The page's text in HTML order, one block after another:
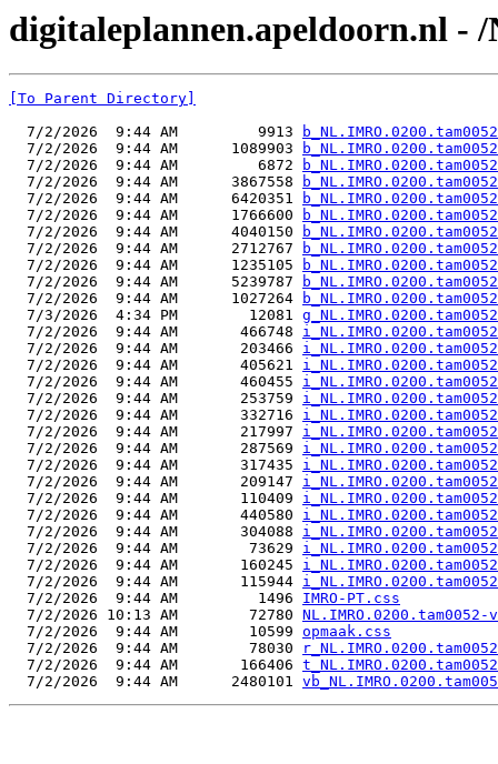
digitaleplannen.apeldoorn.nl -
[To Parent Directory]
  7/2/2026  9:44 AM         9913
  7/2/2026  9:44 AM      1089903
  7/2/2026  9:44 AM         6872
  7/2/2026  9:44 AM      3867558
  7/2/2026  9:44 AM      6420351
  7/2/2026  9:44 AM      1766600
  7/2/2026  9:44 AM      4040150
  7/2/2026  9:44 AM      2712767
  7/2/2026  9:44 AM      1235105
  7/2/2026  9:44 AM      5239787
  7/2/2026  9:44 AM      1027264
  7/3/2026  4:34 PM        12081
  7/2/2026  9:44 AM       466748
  7/2/2026  9:44 AM       203466
  7/2/2026  9:44 AM       405621
  7/2/2026  9:44 AM       460455
  7/2/2026  9:44 AM       253759
  7/2/2026  9:44 AM       332716
  7/2/2026  9:44 AM       217997
  7/2/2026  9:44 AM       287569
  7/2/2026  9:44 AM       317435
  7/2/2026  9:44 AM       209147
  7/2/2026  9:44 AM       110409
  7/2/2026  9:44 AM       440580
  7/2/2026  9:44 AM       304088
  7/2/2026  9:44 AM        73629
  7/2/2026  9:44 AM       160245
  7/2/2026  9:44 AM       115944
  7/2/2026  9:44 AM         1496
IMRO-PT.css
  7/2/2026 10:13 AM        72780
NL.IMRO.0200.tam0052-
  7/2/2026  9:44 AM        10599
opmaak.css
  7/2/2026  9:44 AM        78030
  7/2/2026  9:44 AM       166406
  7/2/2026  9:44 AM      2480101